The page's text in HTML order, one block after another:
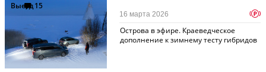
Выезд15
Острова в эфире. Краеведческое
дополнение к зимнему тесту гибридов
16 марта 2026 p